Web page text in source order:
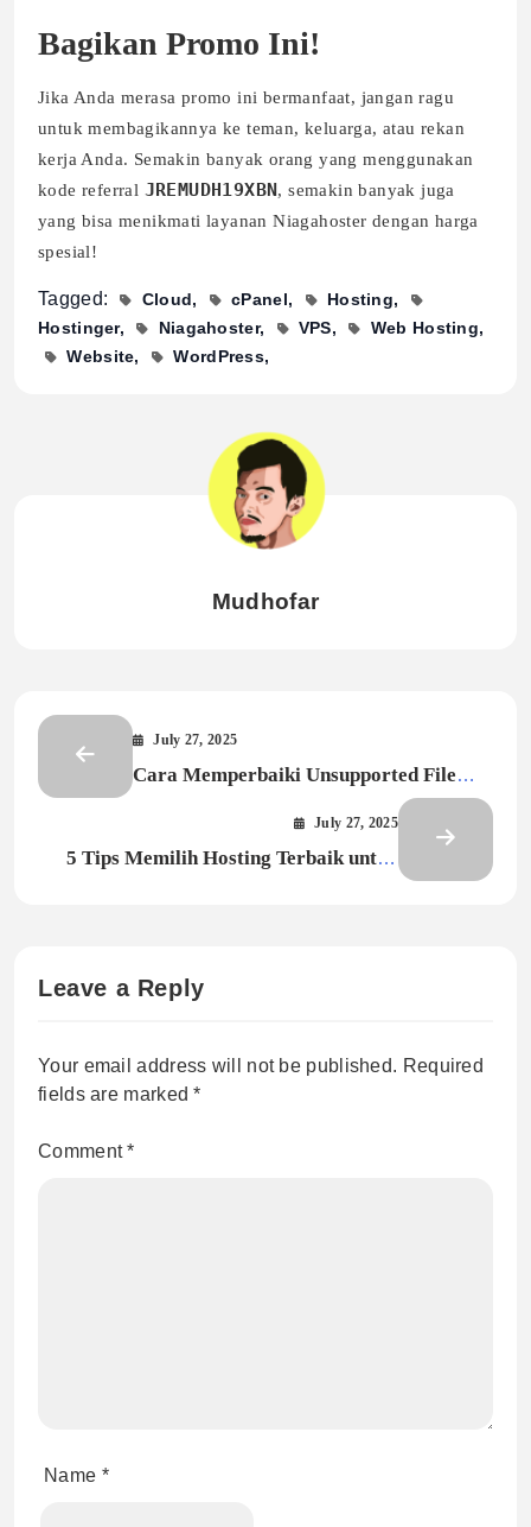
Bagikan Promo Ini!
Jika Anda merasa promo ini bermanfaat, jangan ragu
untuk membagikannya ke teman, keluarga, atau rekan
kerja Anda. Semakin banyak orang yang menggunakan
kode referral JREMUDH19XBN, semakin banyak juga
yang bisa menikmati layanan Niagahoster dengan harga
spesial!
Tagged: Cloud cPanel
Hosting
Hostinger
Niagahoster VPS
Web Hosting
Website
WordPress
Mudhofar
July 27, 2025
Cara Memperbaiki Unsupported File
July 27, 2025
5 Tips Memilih Hosting Terbaik untuk
Leave a Reply
Your email address will not be published. Required
fields are marked*
Comment*
Name *